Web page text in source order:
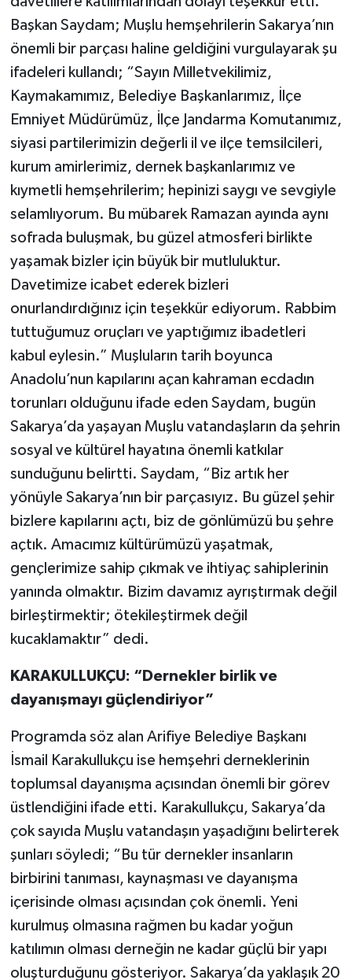
Başkan Saydam; Muşlu hemşehrilerin Sakarya’nın
önemli bir parçası haline geldiğini vurgulayarak şu
ifadeleri kullandı; “Sayın Milletvekilimiz,
Kaymakamımız, Belediye Başkanlarımız, İlçe
Emniyet Müdürümüz, İlçe Jandarma Komutanımız,
siyasi partilerimizin değerli il ve ilçe temsilcileri,
kurum amirlerimiz, dernek başkanlarımız ve
kıymetli hemşehrilerim; hepinizi saygı ve sevgiyle
selamlıyorum. Bu mübarek Ramazan ayında aynı
sofrada buluşmak, bu güzel atmosferi birlikte
yaşamak bizler için büyük bir mutluluktur.
Davetimize icabet ederek bizleri
onurlandırdığınız için teşekkür ediyorum. Rabbim
tuttuğumuz oruçları ve yaptığımız ibadetleri
kabul eylesin.” Muşluların tarih boyunca
Anadolu’nun kapılarını açan kahraman ecdadın
torunları olduğunu ifade eden Saydam, bugün
Sakarya’da yaşayan Muşlu vatandaşların da şehrin
sosyal ve kültürel hayatına önemli katkılar
sunduğunu belirtti. Saydam, “Biz artık her
yönüyle Sakarya’nın bir parçasıyız. Bu güzel şehir
bizlere kapılarını açtı, biz de gönlümüzü bu şehre
açtık. Amacımız kültürümüzü yaşatmak,
gençlerimize sahip çıkmak ve ihtiyaç sahiplerinin
yanında olmaktır. Bizim davamız ayrıştırmak değil
birleştirmektir; ötekileştirmek değil
kucaklamaktır” dedi.
KARAKULLUKÇU: “Dernekler birlik ve
dayanışmayı güçlendiriyor”
Programda söz alan Arifiye Belediye Başkanı
İsmail Karakullukçu ise hemşehri derneklerinin
toplumsal dayanışma açısından önemli bir görev
üstlendiğini ifade etti. Karakullukçu, Sakarya’da
çok sayıda Muşlu vatandaşın yaşadığını belirterek
şunları söyledi; “Bu tür dernekler insanların
birbirini tanıması, kaynaşması ve dayanışma
içerisinde olması açısından çok önemli. Yeni
kurulmuş olmasına rağmen bu kadar yoğun
katılımın olması derneğin ne kadar güçlü bir yapı
oluşturduğunu gösteriyor. Sakarya’da yaklaşık 20